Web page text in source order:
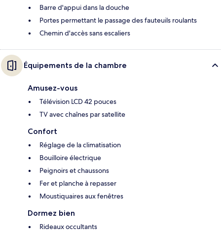
Barre d'appui dans la douche
Portes permettant le passage des fauteuils roulants
Chemin d'accès sans escaliers
Équipements de la chambre
Amusez-vous
Télévision LCD 42 pouces
TV avec chaînes par satellite
Confort
Réglage de la climatisation
Bouilloire électrique
Peignoirs et chaussons
Fer et planche à repasser
Moustiquaires aux fenêtres
Dormez bien
Rideaux occultants